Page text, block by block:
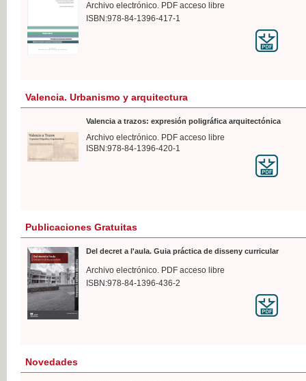
Archivo electrónico. PDF acceso libre
ISBN:978-84-1396-417-1
Valencia. Urbanismo y arquitectura
Valencia a trazos: expresión poligráfica arquitectónica
Archivo electrónico. PDF acceso libre
ISBN:978-84-1396-420-1
Publicaciones Gratuitas
Del decret a l'aula. Guia práctica de disseny curricular
Archivo electrónico. PDF acceso libre
ISBN:978-84-1396-436-2
Novedades